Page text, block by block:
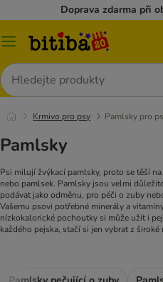
Doprava zdarma při
Kategorie
Hledat
Krmivo pro psy Pamlsky pro
Pamlsky
Psi milují žvýkací pamlsky, proto se těší
nebo pamlsek. Pamlsky jsou velmi
podávat jako odměnu, pro péči o zuby
Vašemu psovi potřebné minerály a
nízkokalorické pochoutky si může užít i
každého pejska, stačí si jen vybrat z